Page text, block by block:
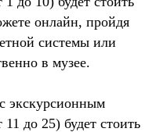
онлайн, пройдя
системы или
в музее.
экскурсионным
до 25) будет стоить